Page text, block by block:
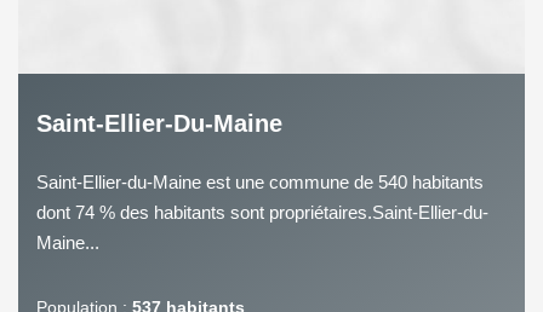
Saint-Ellier-Du-Maine
Saint-Ellier-du-Maine est une commune de 540 habitants
dont 74 % des habitants sont propriétaires.Saint-Ellier-du-
Maine...
Population : 537 habitants